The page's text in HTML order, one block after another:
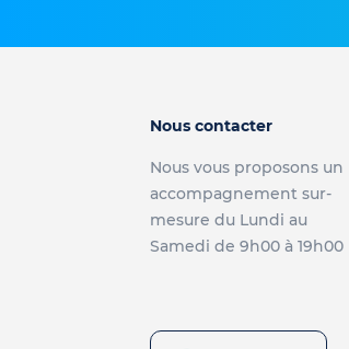
Nous contacter
Nous vous proposons un
accompagnement sur-
mesure du Lundi au
Samedi de 9h00 à 19h00